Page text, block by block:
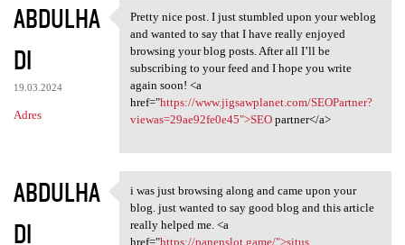
ABDULHA
DI
19.03.2024
Adres
Pretty nice post. I just
Pretty nice post. I just stumbled upon your weblog
and wanted to say that I have really enjoyed
browsing your blog posts. After all I’ll be
subscribing to your feed and I hope you write
again soon! <a
href="https://www.jigsawplanet.com/SEOPartner?
viewas=29ae92fe0e45">SEOpartner</a>
ABDULHA
DI
i was just browsing along and
i was just browsing along and came upon your
blog. just wanted to say good blog and this article
really helped me. <a
href="https://panenslot.game/">situs